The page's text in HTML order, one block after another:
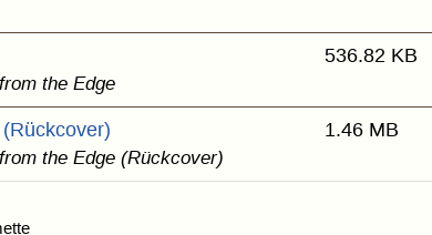
the Edge
536.82 KB
the Edge (Rückcover)
1.46 MB